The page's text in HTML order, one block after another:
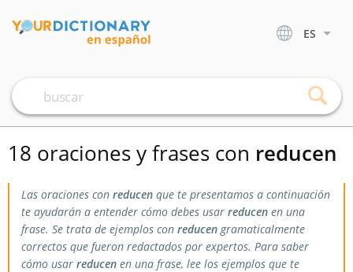
ES
18 oraciones y frases con reducen
Las oraciones con reducen que te presentamos a continuación
te ayudarán a entender cómo debes usar reducen en una
frase. Se trata de ejemplos con reducengramaticalmente
correctos que fueron redactados por expertos. Para saber
cómo usar reducen en una frase, lee los ejemplos que te